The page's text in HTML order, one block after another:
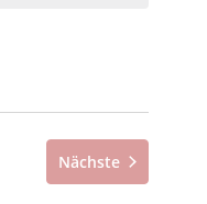
Nächste